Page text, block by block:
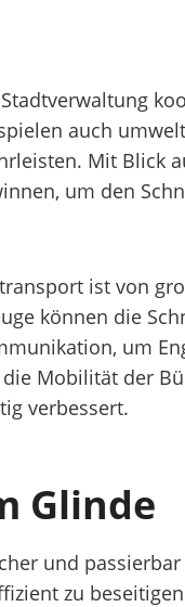
auch
Mit Blick
um den
ist von
können die
um
Mobilität der
verbessert.
Glinde
und
zu